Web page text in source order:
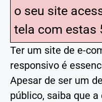
o seu site
tela com estas
Ter um site de e-
responsivo é
Apesar de ser um
público, saiba que